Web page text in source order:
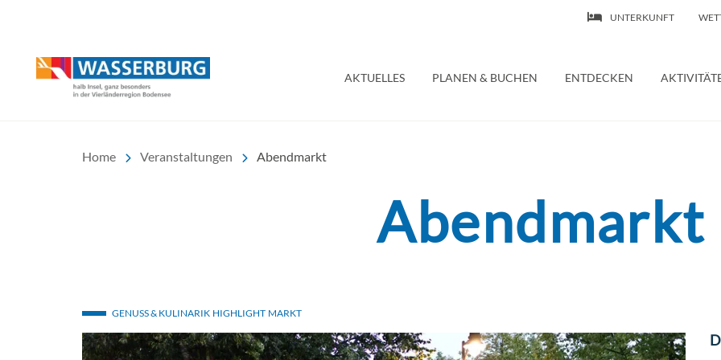
UNTERKUNFT
AKTUELLES PLANEN & BUCHEN ENTDECKEN
Home Veranstaltungen Abendmarkt
Abendmarkt
GENUSS & KULINARIK HIGHLIGHT MARKT